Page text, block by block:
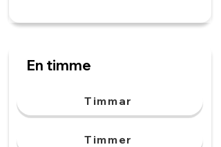
En timme
Timmar
Timmer